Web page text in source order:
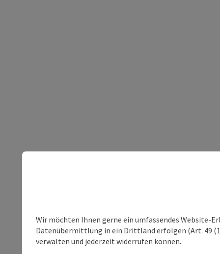
Wir möchten Ihnen gerne ein umfassendes Website-
Datenübermittlung in ein Drittland erfolgen (Art. 49
verwalten und jederzeit widerrufen können.